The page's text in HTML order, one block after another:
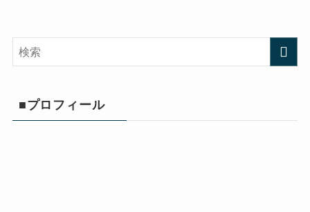
■プロフィール